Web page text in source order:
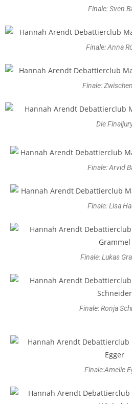
Finale: Sven
Finale: Anna
Finale:
Die
Finale: Arvid
Finale: Lisa
Finale: Lukas
Finale: Ronja
Finale:Amelie